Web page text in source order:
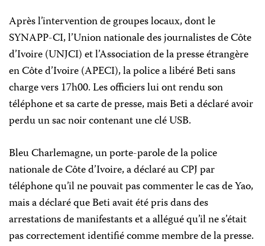
Après l’intervention de groupes locaux, dont le
SYNAPP-CI, l’Union nationale des journalistes de Côte
d’Ivoire (UNJCI) et l’Association de la presse étrangère
en Côte d’Ivoire (APECI), la police a libéré Beti sans
charge vers 17h00. Les officiers lui ont rendu son
téléphone et sa carte de presse, mais Beti a déclaré avoir
perdu un sac noir contenant une clé USB.
Bleu Charlemagne, un porte-parole de la police
nationale de Côte d’Ivoire, a déclaré au CPJ par
téléphone qu’il ne pouvait pas commenter le cas de Yao,
mais a déclaré que Beti avait été pris dans des
arrestations de manifestants et a allégué qu’il ne s’était
pas correctement identifié comme membre de la presse.